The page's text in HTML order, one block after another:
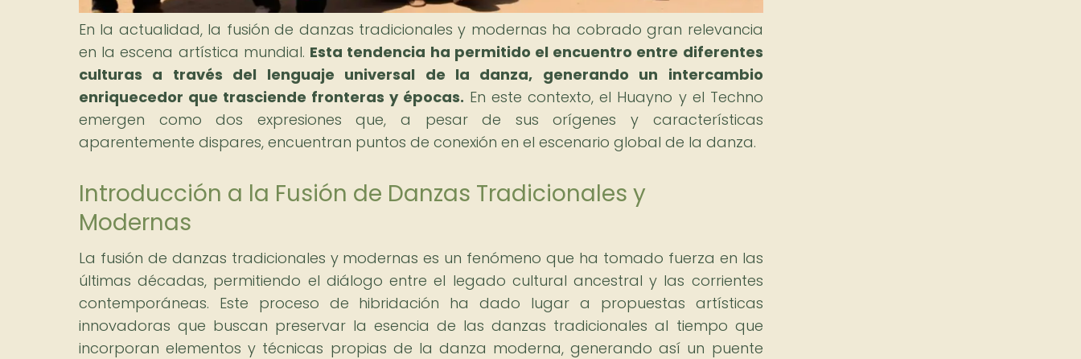
En la actualidad, la fusión de danzas tradicionales y modernas ha cobrado gran relevancia
en la escena artística mundial. Esta tendencia ha permitido el encuentro entre diferentes
culturas a través del lenguaje universal de la danza, generando un intercambio
enriquecedor que trasciende fronteras y épocas. En este contexto, el Huayno y el Techno
emergen como dos expresiones que, a pesar de sus orígenes y características
aparentemente dispares, encuentran puntos de conexión en el escenario global de la danza.
Introducción a la Fusión de Danzas Tradicionales y
Modernas
La fusión de danzas tradicionales y modernas es un fenómeno que ha tomado fuerza en las
últimas décadas, permitiendo el diálogo entre el legado cultural ancestral y las corrientes
contemporáneas. Este proceso de hibridación ha dado lugar a propuestas artísticas
innovadoras que buscan preservar la esencia de las danzas tradicionales al tiempo que
incorporan elementos y técnicas propias de la danza moderna, generando así un puente